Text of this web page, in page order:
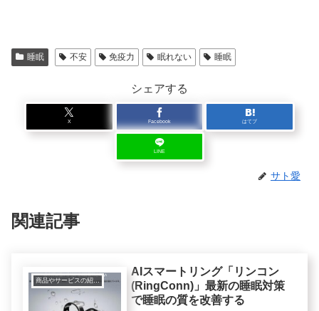
睡眠 不安 免疫力 眠れない 睡眠
シェアする
X Facebook はてブ
LINE
サト愛
関連記事
商品やサービスの紹介レビュー
AIスマートリング「リンコン
(RingConn)」最新の睡眠対策
で睡眠の質を改善する